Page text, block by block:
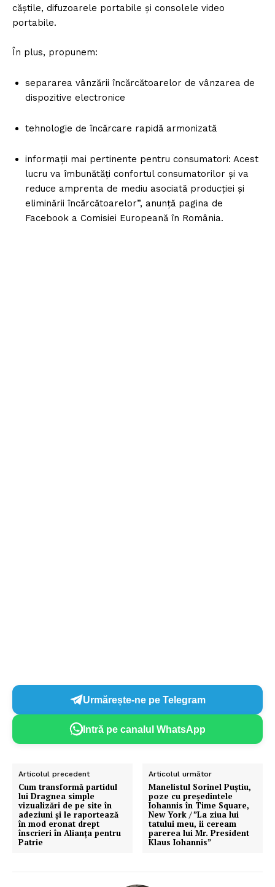
căștile, difuzoarele portabile și consolele video
portabile.
În plus, propunem:
separarea vânzării încărcătoarelor de vânzarea de
dispozitive electronice
tehnologie de încărcare rapidă armonizată
informații mai pertinente pentru consumatori: Acest
lucru va îmbunătăți confortul consumatorilor și va
reduce amprenta de mediu asociată producției și
eliminării încărcătoarelor”, anunță pagina de
Facebook a Comisiei Europeană în România.
Urmărește-ne pe Telegram
Intră pe canalul WhatsApp
Articolul precedent
Cum transformă partidul
lui Dragnea simple
vizualizări de pe site în
adeziuni și le raportează
în mod eronat drept
înscrieri în Alianța pentru
Patrie
Articolul următor
Manelistul Sorinel Puștiu,
poze cu președintele
Iohannis în Time Square,
New York / ”La ziua lui
tatului meu, ii ceream
parerea lui Mr. President
Klaus Iohannis”